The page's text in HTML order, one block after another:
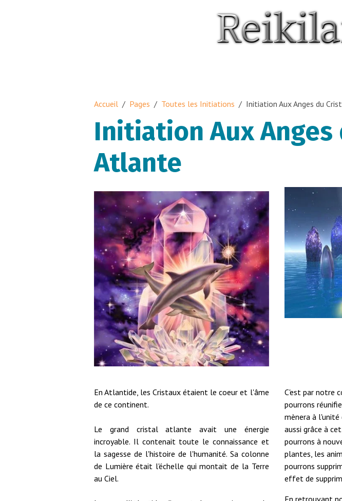
Accueil Pages Toutes les Initiations Initiation Aux Anges du
Initiation Aux Anges
Atlante
En Atlantide, les Cristaux étaient le coeur et l'âme
de ce continent.
Le grand cristal atlante avait une énergie
incroyable. Il contenait toute le connaissance et
la sagesse de l'histoire de l'humanité. Sa colonne
de Lumière était l'échelle qui montait de la Terre
au Ciel.
C'est par notre
pourrons
mènera à l'unité
aussi grâce à
pourrons à
plantes, les
pourrons
effet de
En retrouvant